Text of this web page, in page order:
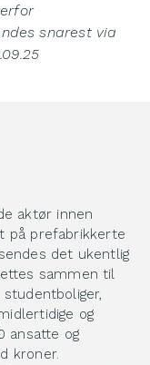
snarest via
aktør innen
på prefabrikkerte
det ukentlig
sammen til
og
ansatte og
kroner.